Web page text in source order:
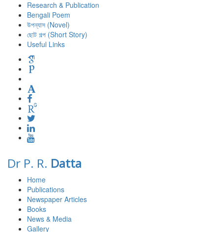
Research & Publication
Bengali Poem
উপন্যাস (Novel)
ছোট গল্প (Short Story)
Useful Links
Dr P. R. Datta
Home
Publications
Newspaper Articles
Books
News & Media
Gallery